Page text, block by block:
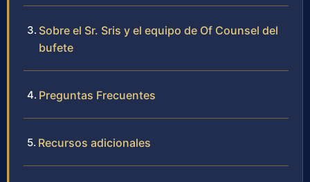
Sobre el Sr. Sris y el equipo de Of Counsel del
bufete
Preguntas Frecuentes
Recursos adicionales